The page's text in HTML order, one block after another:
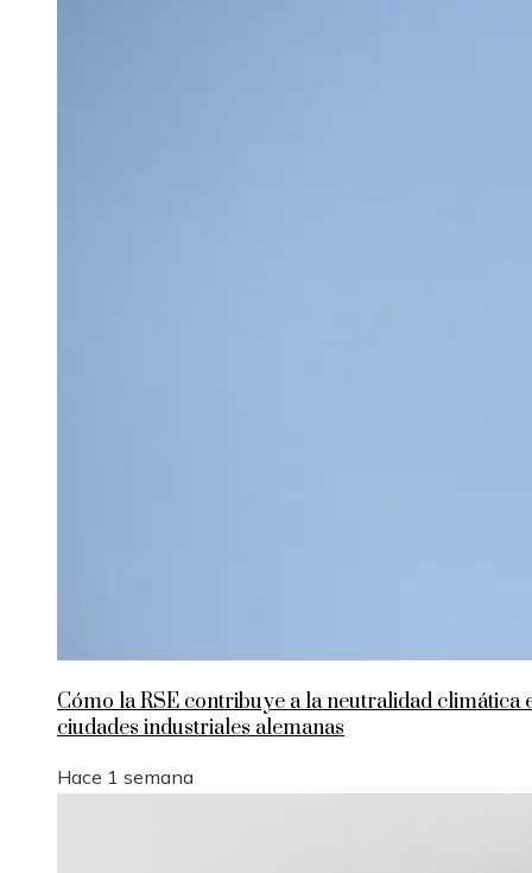
Cómo la RSE contribuye a la neutralidad climática
ciudades industriales alemanas
Hace 1 semana